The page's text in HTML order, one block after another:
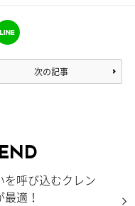
次の記事
を呼び込むクレン
適！